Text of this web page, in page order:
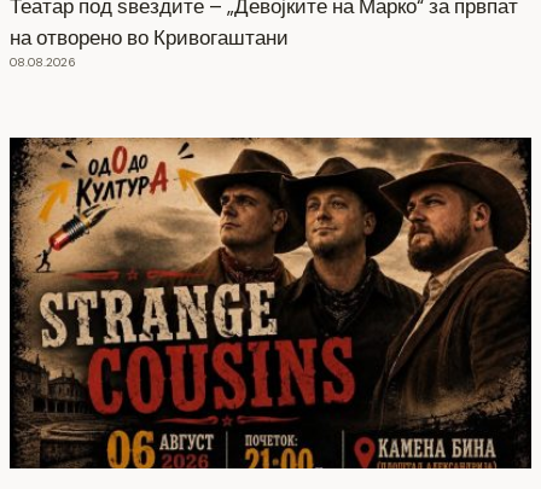
Театар под ѕвездите – „Девојките на Марко“ за првпат
на отворено во Кривогаштани
08.08.2026